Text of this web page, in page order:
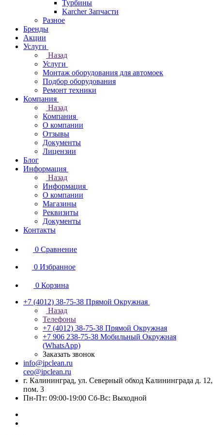
Турбины
Karcher Запчасти
Разное
Бренды
Акции
Услуги
Назад
Услуги
Монтаж оборудования для автомоек
Подбор оборудования
Ремонт техники
Компания
Назад
Компания
О компании
Отзывы
Документы
Лицензии
Блог
Информация
Назад
Информация
О компании
Магазины
Реквизиты
Документы
Контакты
0 Сравнение
0 Избранное
0 Корзина
+7 (4012) 38-75-38 Прямой Окружная
Назад
Телефоны
+7 (4012) 38-75-38 Прямой Окружная
+7 906 238-75-38 Мобильный Окружная
(WhatsApp)
Заказать звонок
info@ipclean.ru
ceo@ipclean.ru
г. Калининград, ул. Северный обход Калининграда д. 12,
пом. 3
Пн-Пт: 09:00-19:00 Сб-Вс: Выходной